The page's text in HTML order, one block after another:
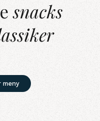
&amp;
snacks
meny